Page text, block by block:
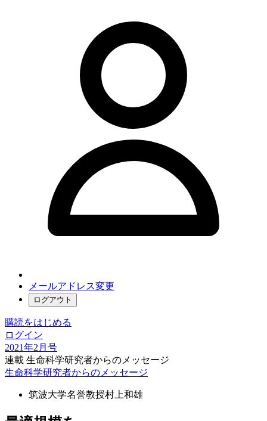
メールアドレス変更
ログアウト
購読をはじめる
ログイン
2021年2月号
連載 生命科学研究者からのメッセージ
生命科学研究者からのメッセージ
筑波大学名誉教授村上和雄